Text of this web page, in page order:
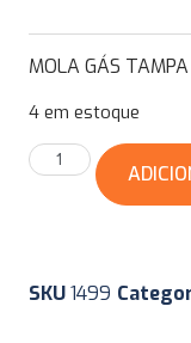
MOLA GÁS
4 em estoque
SKU1499